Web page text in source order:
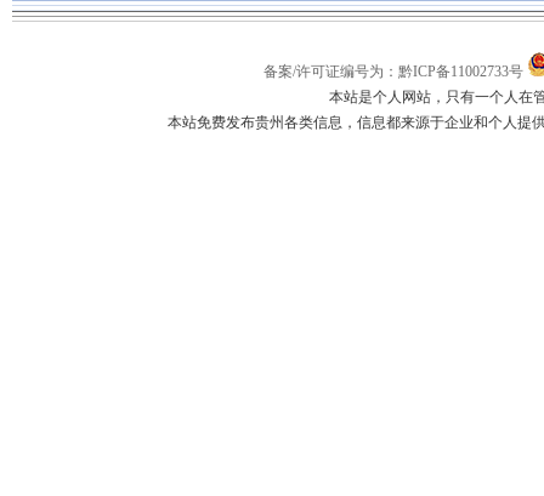
备案/许可证编号为：黔ICP备11002733号
本站是个人网站，只有一个人在
本站免费发布贵州各类信息，信息都来源于企业和个人提